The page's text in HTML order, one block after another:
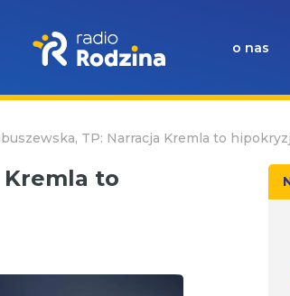
o nas
TP: Narracja Kremla to
Kremla to